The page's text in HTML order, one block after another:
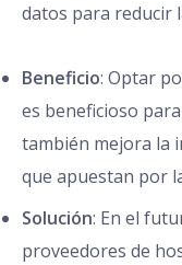
datos para reducir
Beneficio: Optar
es beneficioso
también mejora la
que apuestan por
Solución: En el
proveedores de